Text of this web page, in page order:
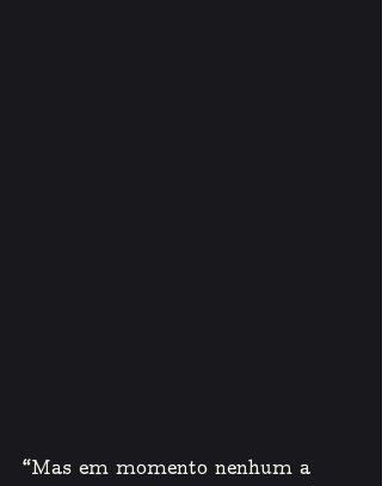
“Mas em momento nenhum a